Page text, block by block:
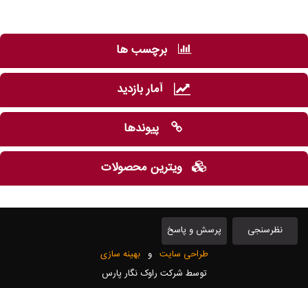
برچسب ها
آمار بازدید
پیوندها
ویترین محصولات
نظرسنجی
پرسش و پاسخ
طراحی سایت و
بهینه سازی
توسط شرکت راوک نگار پارس